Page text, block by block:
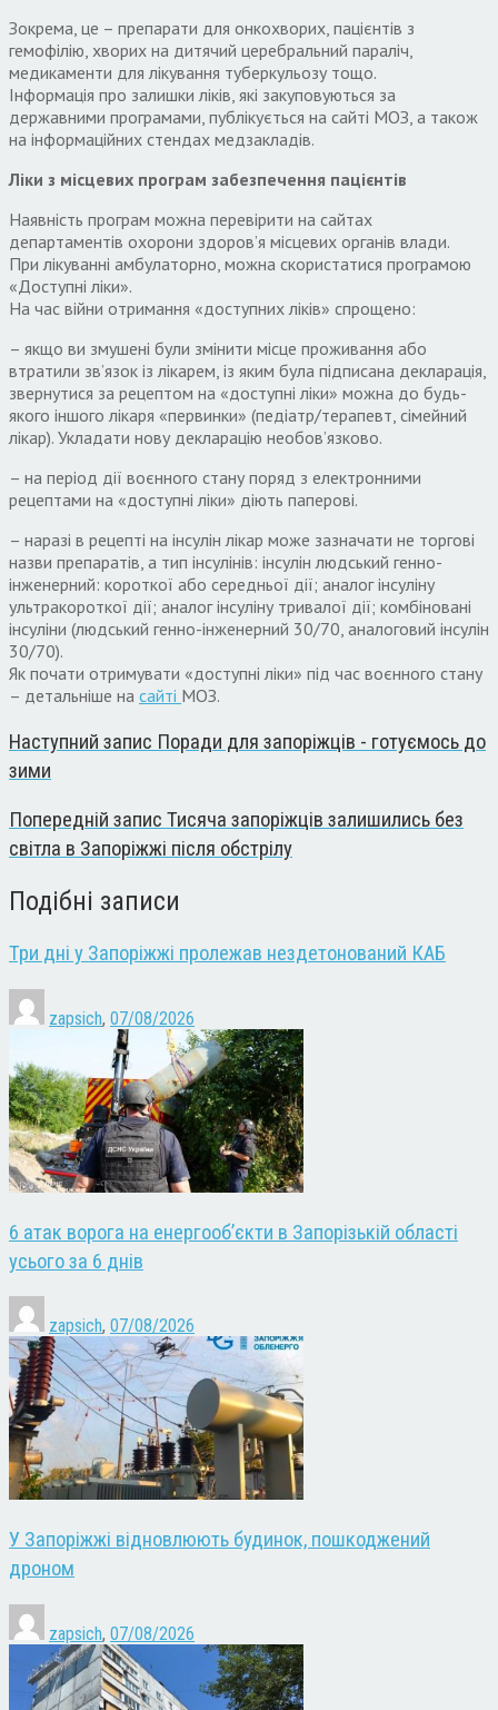
Зокрема, це – препарати для онкохворих, пацієнтів з
гемофілію, хворих на дитячий церебральний параліч,
медикаменти для лікування туберкульозу тощо.
Інформація про залишки ліків, які закуповуються за
державними програмами, публікується на сайті МОЗ, а також
на інформаційних стендах медзакладів.
Ліки з місцевих програм забезпечення пацієнтів
Наявність програм можна перевірити на сайтах
департаментів охорони здоров’я місцевих органів влади.
При лікуванні амбулаторно, можна скористатися програмою
«Доступні ліки».
На час війни отримання «доступних ліків» спрощено:
– якщо ви змушені були змінити місце проживання або
втратили зв’язок із лікарем, із яким була підписана декларація,
звернутися за рецептом на «доступні ліки» можна до будь-
якого іншого лікаря «первинки» (педіатр/терапевт, сімейний
лікар). Укладати нову декларацію необов’язково.
– на період дії воєнного стану поряд з електронними
рецептами на «доступні ліки» діють паперові.
– наразі в рецепті на інсулін лікар може зазначати не торгові
назви препаратів, а тип інсулінів: інсулін людський генно-
інженерний: короткої або середньої дії; аналог інсуліну
ультракороткої дії; аналог інсуліну тривалої дії; комбіновані
інсуліни (людський генно-інженерний 30/70, аналоговий інсулін
30/70).
Як почати отримувати «доступні ліки» під час воєнного стану
– детальніше на сайті МОЗ.
Наступний запис Поради для запоріжців - готуємось до
зими
Попередній запис Тисяча запоріжців залишились без
світла в Запоріжжі після обстрілу
Подібні записи
Три дні у Запоріжжі пролежав нездетонований КАБ
zapsich, 07/08/2026
6 атак ворога на енергооб’єкти в Запорізькій області
усього за 6 днів
zapsich, 07/08/2026
У Запоріжжі відновлюють будинок, пошкоджений
дроном
zapsich, 07/08/2026